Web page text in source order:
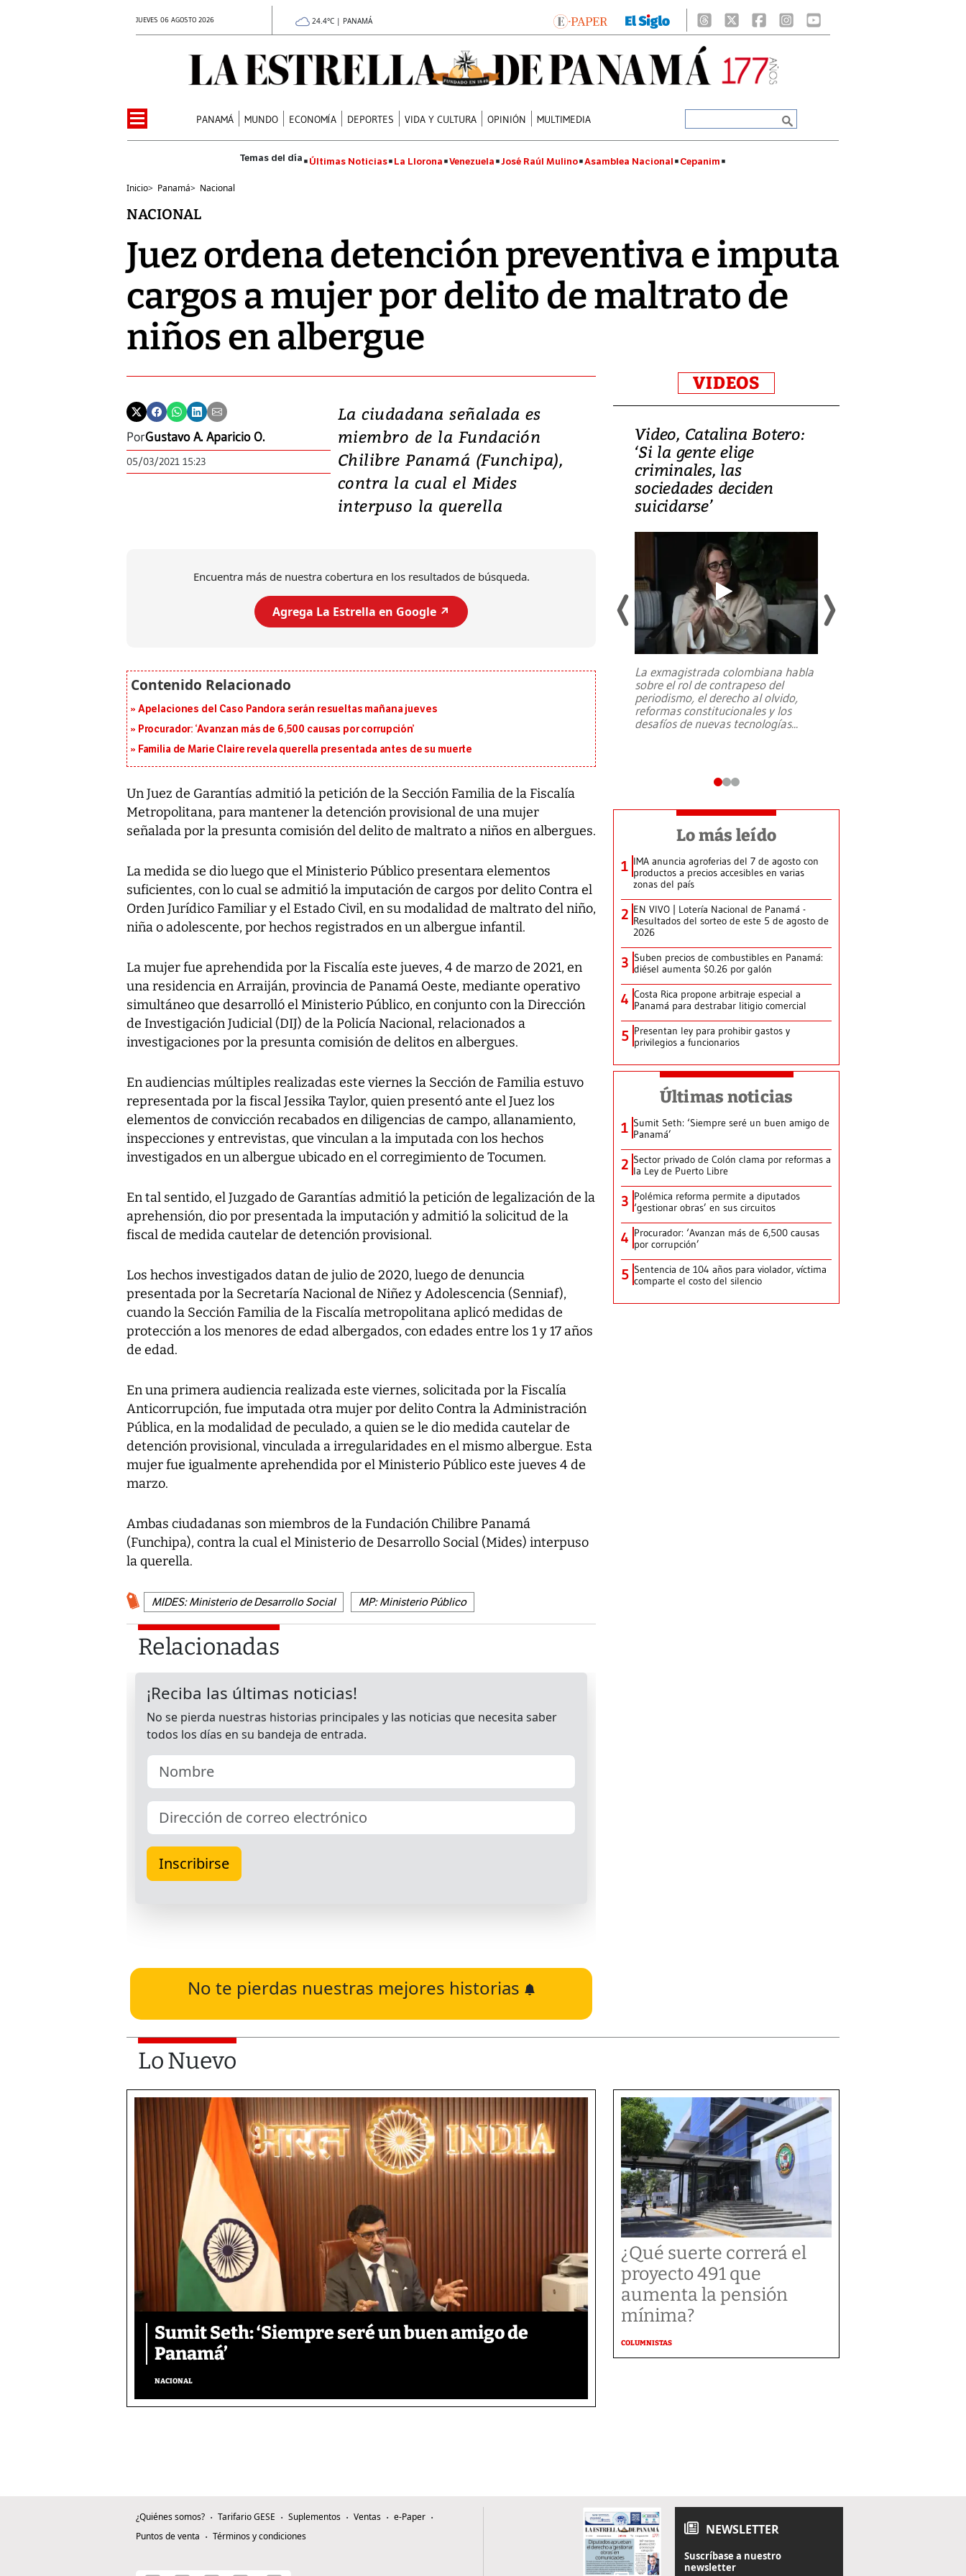
JUEVES 06 AGOSTO 2026 24.4°C | PANAMÁ
PANAMÁ MUNDO ECONOMÍA DEPORTES VIDA Y CULTURA OPINIÓN MULTIMEDIA
Últimas Noticias La Llorona Venezuela José Raúl Mulino Asamblea Nacional Cepanim
Inicio> Panamá> Nacional
NACIONAL
Juez ordena detención preventiva e imputa
cargos a mujer por delito de maltrato de
niños en albergue
PorGustavo A. Aparicio O.
05/03/2021 15:23
La ciudadana señalada es
miembro de la Fundación
Chilibre Panamá (Funchipa),
contra la cual el Mides
interpuso la querella
Encuentra más de nuestra cobertura en los resultados de búsqueda.
Agrega La Estrella en Google ↗️
Apelaciones del Caso Pandora serán resueltas mañana jueves
Procurador: ‘Avanzan más de 6,500 causas por corrupción’
Familia de Marie Claire revela querella presentada antes de su muerte
Un Juez de Garantías admitió la petición de la Sección Familia de la Fiscalía
Metropolitana, para mantener la detención provisional de una mujer
señalada por la presunta comisión del delito de maltrato a niños en albergues.
La medida se dio luego que el Ministerio Público presentara elementos
suficientes, con lo cual se admitió la imputación de cargos por delito Contra el
Orden Jurídico Familiar y el Estado Civil, en su modalidad de maltrato del niño,
niña o adolescente, por hechos registrados en un albergue infantil.
La mujer fue aprehendida por la Fiscalía este jueves, 4 de marzo de 2021, en
una residencia en Arraiján, provincia de Panamá Oeste, mediante operativo
simultáneo que desarrolló el Ministerio Público, en conjunto con la Dirección
de Investigación Judicial (DIJ) de la Policía Nacional, relacionados a
investigaciones por la presunta comisión de delitos en albergues.
En audiencias múltiples realizadas este viernes la Sección de Familia estuvo
representada por la fiscal Jessika Taylor, quien presentó ante el Juez los
elementos de convicción recabados en diligencias de campo, allanamiento,
inspecciones y entrevistas, que vinculan a la imputada con los hechos
investigados en un albergue ubicado en el corregimiento de Tocumen.
En tal sentido, el Juzgado de Garantías admitió la petición de legalización de la
aprehensión, dio por presentada la imputación y admitió la solicitud de la
fiscal de medida cautelar de detención provisional.
Los hechos investigados datan de julio de 2020, luego de denuncia
presentada por la Secretaría Nacional de Niñez y Adolescencia (Senniaf),
cuando la Sección Familia de la Fiscalía metropolitana aplicó medidas de
protección a los menores de edad albergados, con edades entre los 1 y 17 años
de edad.
En una primera audiencia realizada este viernes, solicitada por la Fiscalía
Anticorrupción, fue imputada otra mujer por delito Contra la Administración
Pública, en la modalidad de peculado, a quien se le dio medida cautelar de
detención provisional, vinculada a irregularidades en el mismo albergue. Esta
mujer fue igualmente aprehendida por el Ministerio Público este jueves 4 de
marzo.
Ambas ciudadanas son miembros de la Fundación Chilibre Panamá
(Funchipa), contra la cual el Ministerio de Desarrollo Social (Mides) interpuso
la querella.
MIDES: Ministerio de Desarrollo Social MP: Ministerio Público
Relacionadas
No te pierdas nuestras mejores historias
VIDEOS
Video, Japón: Terremoto
deja heridos y graves
daños en Kumamoto
al sur de Japón, provocando una
Video, Catalina Botero:
‘Si la gente elige
criminales, las
sociedades deciden
suicidarse’
La exmagistrada colombiana habla
sobre el rol de contrapeso del
periodismo, el derecho al olvido,
reformas constitucionales y los
desafíos de nuevas tecnologías...
Lo más leído
1 IMA anuncia agroferias del 7 de agosto con
productos a precios accesibles en varias
zonas del país
2 EN VIVO | Lotería Nacional de Panamá -
Resultados del sorteo de este 5 de agosto de
2026
3 Suben precios de combustibles en Panamá:
diésel aumenta $0.26 por galón
4 Costa Rica propone arbitraje especial a
Panamá para destrabar litigio comercial
5 Presentan ley para prohibir gastos y
privilegios a funcionarios
Últimas noticias
1 Sumit Seth: ‘Siempre seré un buen amigo de
Panamá’
2 Sector privado de Colón clama por reformas a
la Ley de Puerto Libre
3 Polémica reforma permite a diputados
‘gestionar obras’ en sus circuitos
4 Procurador: ‘Avanzan más de 6,500 causas
por corrupción’
5 Sentencia de 104 años para violador, víctima
comparte el costo del silencio
Lo Nuevo
Sumit Seth: ‘Siempre seré un buen amigo de
Panamá’
NACIONAL
¿Qué suerte correrá el
proyecto 491 que
aumenta la pensión
mínima?
COLUMNISTAS
¿Quiénes somos? Tarifario GESE Suplementos Ventas
e-Paper
Puntos de venta
Términos y condiciones NEWSLETTER
Suscríbase a nuestro
newsletter